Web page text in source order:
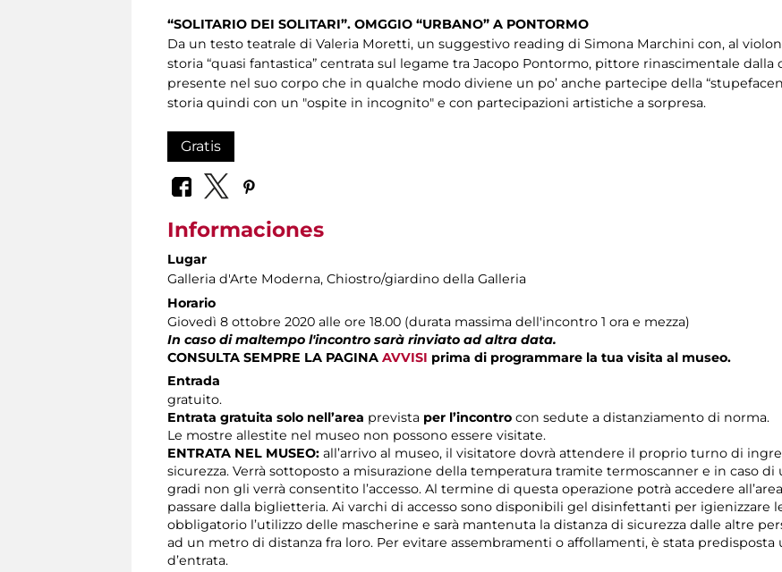
“SOLITARIO DEI SOLITARI”. OMGGIO “URBANO” A PONTORMO
Da un testo teatrale di Valeria Moretti, un suggestivo reading di Simona Marchini con, al
storia “quasi fantastica” centrata sul legame tra Jacopo Pontormo, pittore rinascimentale dalla
presente nel suo corpo che in qualche modo diviene un po’ anche partecipe della
storia quindi con un "ospite in incognito" e con partecipazioni artistiche a sorpresa.
Gratis
Informaciones
Lugar
Galleria d'Arte Moderna, Chiostro/giardino della Galleria
Horario
Giovedì 8 ottobre 2020 alle ore 18.00 (durata massima dell'incontro 1 ora e mezza)
In caso di maltempo l'incontro sarà rinviato ad altra data.
CONSULTA SEMPRE LA PAGINA AVVISI prima di programmare la tua visita al museo.
Entrada
gratuito.
Entrata gratuita solo nell’area prevista per l’incontro con sedute a distanziamento di norma.
Le mostre allestite nel museo non possono essere visitate.
ENTRATA NEL MUSEO: all’arrivo al museo, il visitatore dovrà attendere il proprio turno di
sicurezza. Verrà sottoposto a misurazione della temperatura tramite termoscanner e in caso
gradi non gli verrà consentito l’accesso. Al termine di questa operazione potrà accedere
passare dalla biglietteria. Ai varchi di accesso sono disponibili gel disinfettanti per igienizzare
obbligatorio l’utilizzo delle mascherine e sarà mantenuta la distanza di sicurezza dalle altre
ad un metro di distanza fra loro. Per evitare assembramenti o affollamenti, è stata
d’entrata.